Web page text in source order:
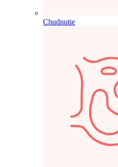
Chudnutie